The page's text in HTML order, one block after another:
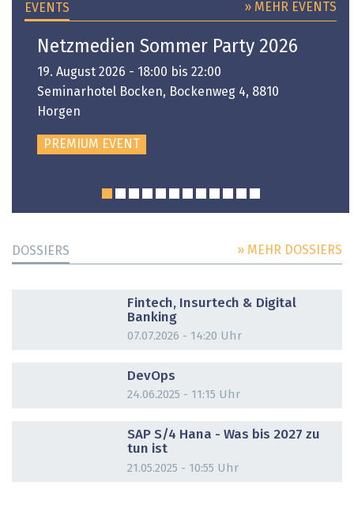
EVENTS » MEHR EVENTS
Netzmedien Sommer Party 2026
19. August 2026 - 18:00 bis 22:00
Seminarhotel Bocken, Bockenweg 4, 8810
Horgen
PREMIUM EVENT
DOSSIERS » MEHR DOSSIERS
Fintech, Insurtech & Digital
Banking
07.07.2026 - 14:20 Uhr
DevOps
24.06.2025 - 11:15 Uhr
SAP S/4 Hana - Was bis 2027 zu
tun ist
21.05.2025 - 10:55 Uhr